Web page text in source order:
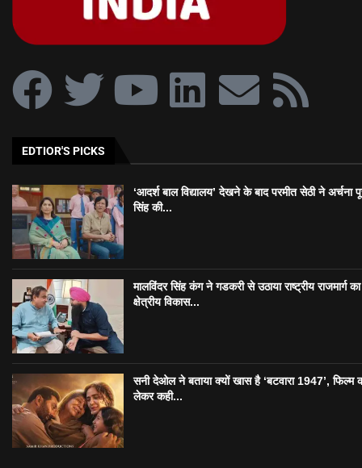
EDTIOR'S PICKS
‘आदर्श बाल विद्यालय’ देखने के बाद परमीत सेठी ने अर्चना
सिंह की...
मालविंदर सिंह कंग ने गडकरी से उठाया राष्ट्रीय राजमार्ग का
क्षेत्रीय विकास...
सनी देओल ने बताया क्यों खास है ‘बटवारा 1947’, फिल्म
लेकर कही...